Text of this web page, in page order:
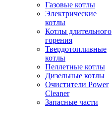
Газовые котлы
Электрические
котлы
Котлы длительного
горения
Твердотопливные
котлы
Пеллетные котлы
Дизельные котлы
Очистители Power
Cleaner
Запасные части